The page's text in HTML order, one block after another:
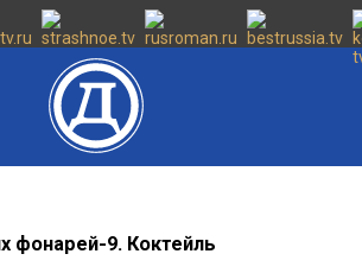
фонарей-9. Коктейль